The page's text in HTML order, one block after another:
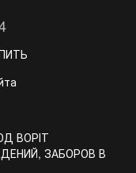
ВОРІТ
ЗАБОРОВ В